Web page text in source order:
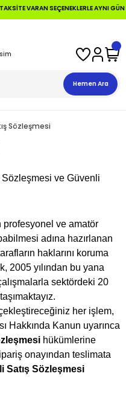
VARAN SEÇENEKLERLE AYNI GÜN
Hemen Ara
Sözleşmesi
Sözleşmesi ve Güvenli
ve amatör
adına hazırlanan
haklarını koruma
2005 yılından bu yana
sektördeki 20
her işlem,
Hakkında Kanun uyarınca
hükümlerine
onayından teslimata
Satış Sözleşmesi